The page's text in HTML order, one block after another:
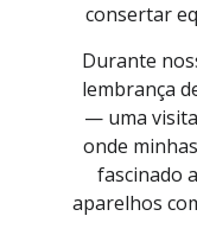
consertar
Durante
lembrança
— uma
onde
fascinado
aparelhos